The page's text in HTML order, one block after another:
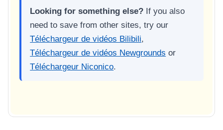
Looking for something else? If you also
need to save from other sites, try our
Téléchargeur de vidéos Bilibili,
Téléchargeur de vidéos Newgrounds or
Téléchargeur Niconico.